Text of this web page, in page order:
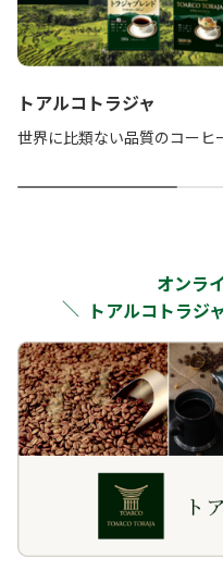
トアルコトラジャ
世界に比類ない品質のコーヒ
オンラ
トアルコトラジ